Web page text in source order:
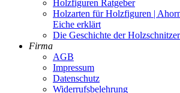
Holzfiguren Ratgeber
Holzarten für Holzfiguren |
Eiche erklärt
Die Geschichte der
Firma
AGB
Impressum
Datenschutz
Widerrufsbelehrung